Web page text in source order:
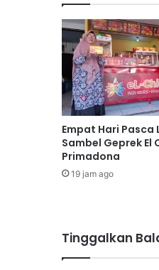
Empat Hari Pasca
Sambel Geprek El
Primadona
19 jam ago
Tinggalkan